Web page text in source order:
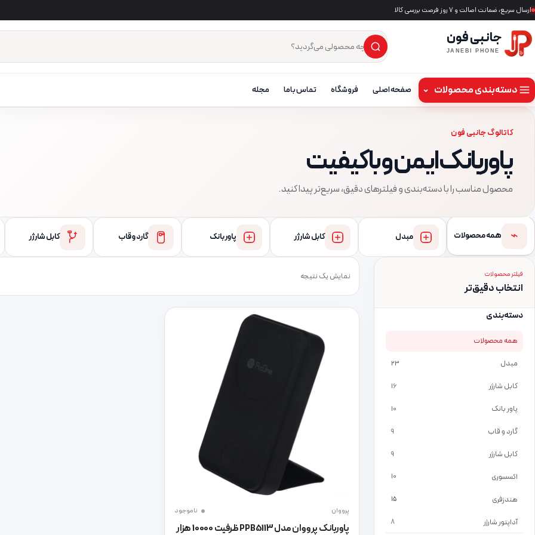
ارسال سریع، ضمانت اصالت و ۷ روز فرصت بررسی کالا
جانبی فون
JANEBI PHONE جست‌وجوی محصول
×
دسته‌بندی محصولات ⌄ صفحه اصلی فروشگاه تماس باما مجله
کاتالوگ جانبی فون
پاوربانک ایمن و باکیفیت
محصول مناسب را با دسته‌بندی و فیلترهای دقیق، سریع‌تر پیدا کنید.
⌁ همه محصولات مبدل کابل شارژر پاور بانک گارد و قاب کابل شارژر
فیلتر محصولات
انتخاب دقیق‌تر
دسته‌بندی
همه محصولات
مبدل 23
کابل شارژر 16
پاور بانک 10
گارد و قاب 9
کابل شارژر 9
اکسسوری 10
هندزفری 15
آداپتور شارژر 8
نمایش یک نتیجه
پرووان ناموجود
پاوربانک پرووان مدل PPB5113 ظرفیت 10000 هزار